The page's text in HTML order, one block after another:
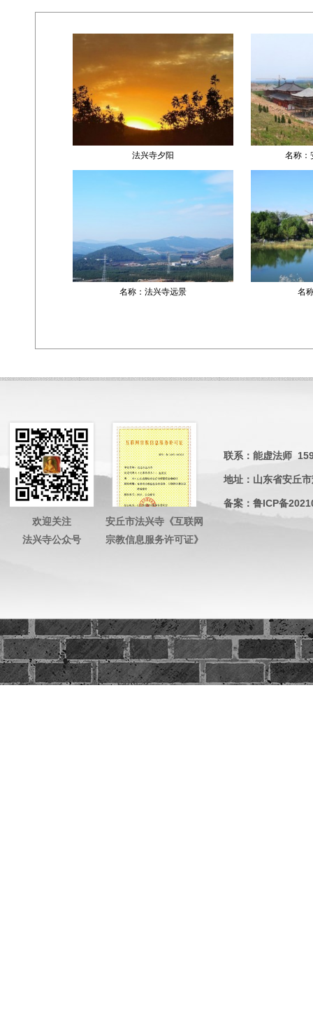
法兴寺夕阳 名称：
名称：法兴寺远景 名
欢迎关注
法兴寺公众号
安丘市法兴寺《互联网
宗教信息服务许可证》
联系：能虚法师
地址：山东省安丘
备案： 鲁ICP备